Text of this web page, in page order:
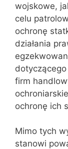
wojskowe,
celu
ochronę
działania
firm
ochronę ich
Mimo tych
stanowi